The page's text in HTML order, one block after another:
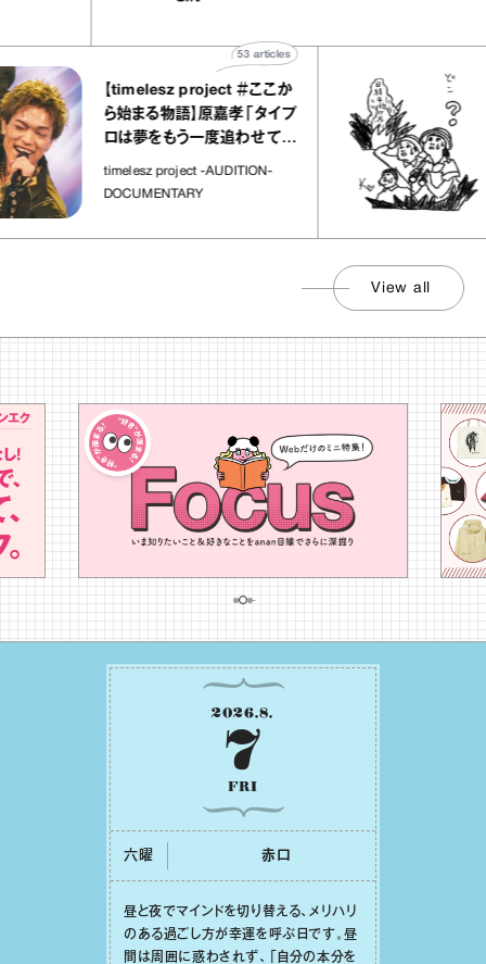
【timelesz project ＃ここか
ら始まる物語】原嘉孝「タイプ
ロは夢をもう一度追わせてく
れた場所」
timelesz project -AUDITION-
DOCUMENTARY
articles
View all
2026.8.
7
FRI
六曜 ⾚⼝
昼と夜でマインドを切り替える、メリハリ
のある過ごし⽅が幸運を呼ぶ⽇です。昼
間は周囲に惑わされず、「⾃分の本分を